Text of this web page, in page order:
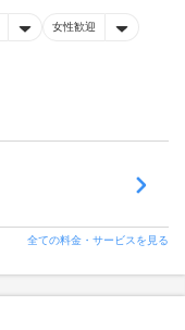
女性歓迎
全ての料金・サービスを見る